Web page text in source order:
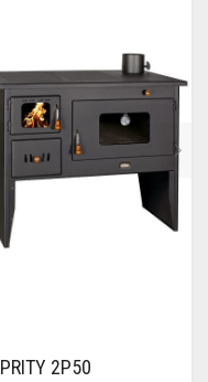
PRITY 2P50